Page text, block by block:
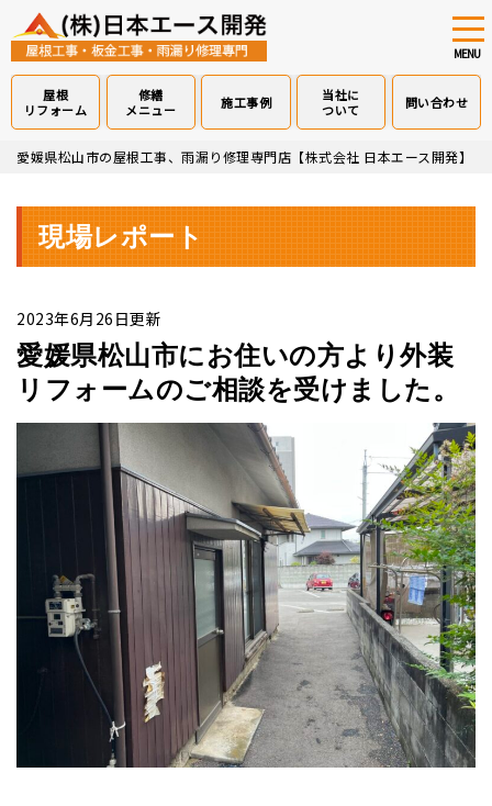
Skip
content
MENU
屋根
リフォーム
修繕
メニュー
施工事例
当社に
ついて
問い合わせ
愛媛県松山市の屋根工事、雨漏り修理専門店【株式会社 日本エース開発】
現場レポート
2023年6月26日更新
愛媛県松山市にお住いの方より外装
リフォームのご相談を受けました。